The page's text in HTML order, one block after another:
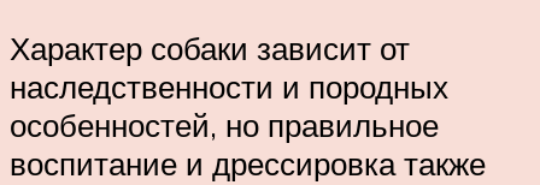
Характер собаки зависит от
наследственности и породных
особенностей, но правильное
воспитание и дрессировка также